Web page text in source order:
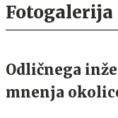
Fotogalerija
Odličnega
mnenja